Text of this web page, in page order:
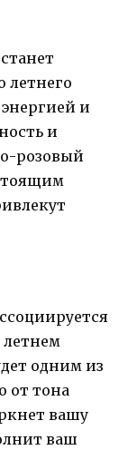
летнего
и
и
розовый
летнем
одним из
от тона
вашу
ваш